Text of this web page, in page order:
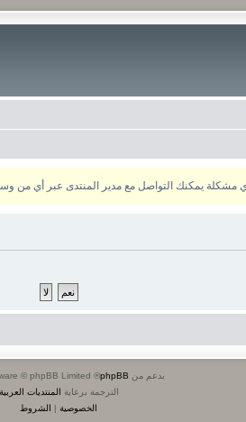
بدعم من phpBB
® Forum Software © phpBB Limited
الترجمة برعاية المنتديات العربية
الخصوصية | الشروط